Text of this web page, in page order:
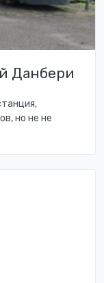
Данбери
но не не